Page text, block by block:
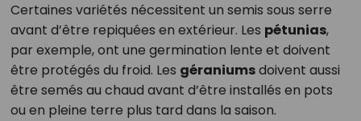
Certaines variétés nécessitent un semis sous serre
avant d’être repiquées en extérieur. Les pétunias,
par exemple, ont une germination lente et doivent
être protégés du froid. Les géraniumsdoivent aussi
être semés au chaud avant d’être installés en pots
ou en pleine terre plus tard dans la saison.